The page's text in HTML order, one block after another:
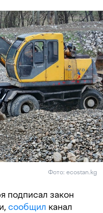
Фото: ecostan.kg
подписал закон
сообщил канал